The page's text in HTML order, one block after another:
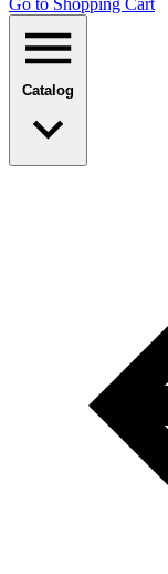
Go to Shopping Сart
Catalog